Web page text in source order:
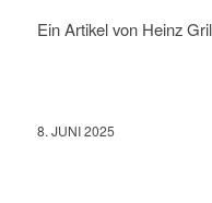
Ein Artikel von Heinz
8. JUNI 2025